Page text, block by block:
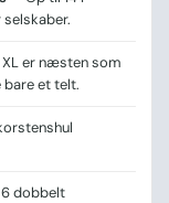
er næsten som
et telt.
dobbelt